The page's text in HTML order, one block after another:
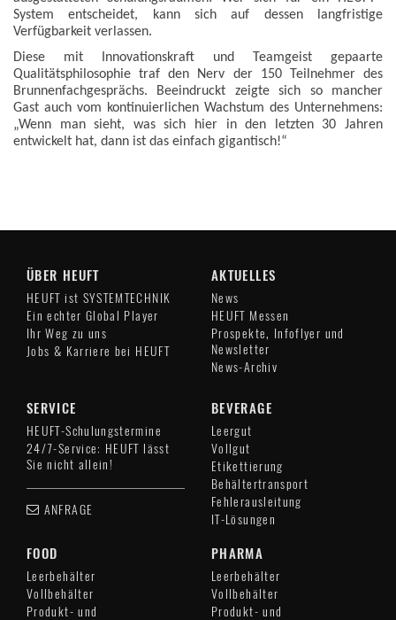
System entscheidet, kann sich auf dessen langfristige
Verfügbarkeit verlassen.
Diese mit Innovationskraft und Teamgeist gepaarte
Qualitätsphilosophie traf den Nerv der 150 Teilnehmer des
Brunnenfachgesprächs. Beeindruckt zeigte sich so mancher
Gast auch vom kontinuierlichen Wachstum des Unternehmens:
„Wenn man sieht, was sich hier in den letzten 30 Jahren
entwickelt hat, dann ist das einfach gigantisch!“
ÜBER HEUFT
HEUFT ist SYSTEMTECHNIK
Ein echter Global Player
Ihr Weg zu uns
Jobs & Karriere bei HEUFT
AKTUELLES
News
HEUFT Messen
Prospekte, Infoflyer und
Newsletter
News-Archiv
SERVICE
HEUFT-Schulungstermine
24/7-Service: HEUFT lässt
Sie nicht allein!
ANFRAGE
BEVERAGE
Leergut
Vollgut
Etikettierung
Behältertransport
Fehlerausleitung
IT-Lösungen
FOOD
Leerbehälter
Vollbehälter
Produkt- und
PHARMA
Leerbehälter
Vollbehälter
Produkt- und